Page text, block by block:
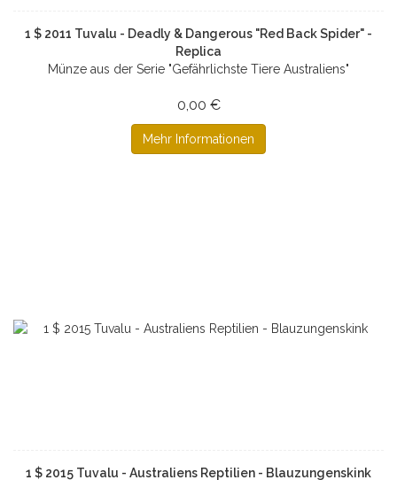
1 $ 2011 Tuvalu - Deadly & Dangerous "Red Back Spider" -
Replica
Münze aus der Serie "Gefährlichste Tiere Australiens"
0,00 €
Mehr Informationen
1 $ 2015 Tuvalu - Australiens Reptilien - Blauzungenskink